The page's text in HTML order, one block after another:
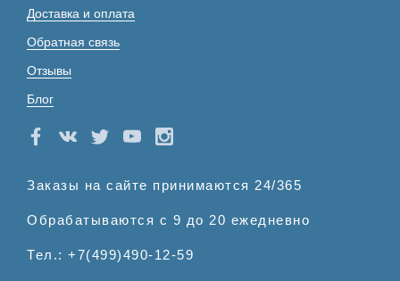
Доставка и оплата
Обратная связь
Отзывы
Блог
Заказы на сайте принимаются 24/365
Обрабатываются с 9 до 20 ежедневно
Тел.: +7(499)490-12-59